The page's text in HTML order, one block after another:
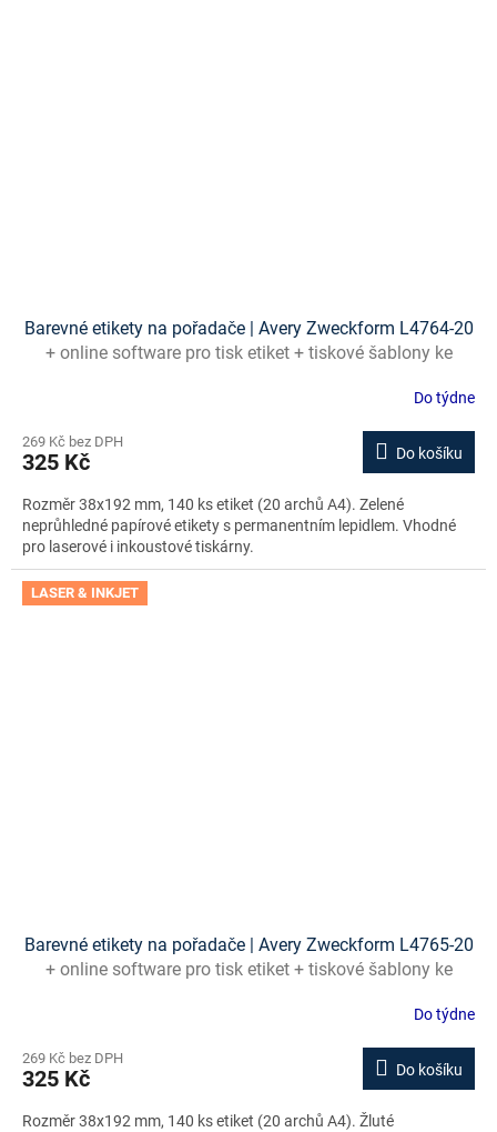
Barevné etikety na pořadače | Avery Zweckform L4764-20
+ online software pro tisk etiket + tiskové šablony ke
Do týdne
269 Kč bez DPH
325 Kč Do košíku
Rozměr 38x192 mm, 140 ks etiket (20 archů A4). Zelené
neprůhledné papírové etikety s permanentním lepidlem. Vhodné
pro laserové i inkoustové tiskárny.
LASER & INKJET
Barevné etikety na pořadače | Avery Zweckform L4765-20
+ online software pro tisk etiket + tiskové šablony ke
Do týdne
269 Kč bez DPH
325 Kč Do košíku
Rozměr 38x192 mm, 140 ks etiket (20 archů A4). Žluté